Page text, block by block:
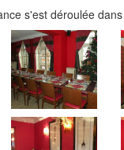
s'est déroulée